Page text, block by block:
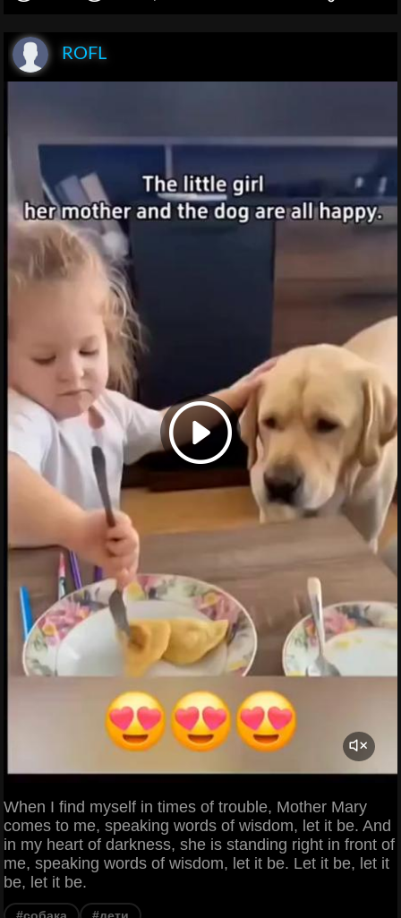
ROFL
When I find myself in times of trouble, Mother Mary
comes to me, speaking words of wisdom, let it be. And
in my heart of darkness, she is standing right in front of
me, speaking words of wisdom, let it be. Let it be, let it
be, let it be.
#собака #дети